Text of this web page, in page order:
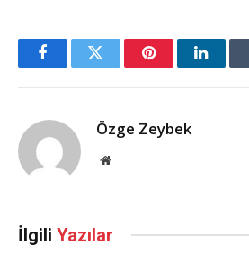
FacebookTwitter Pinterest
Özge Zeybek
Web
İlgili Yazılar